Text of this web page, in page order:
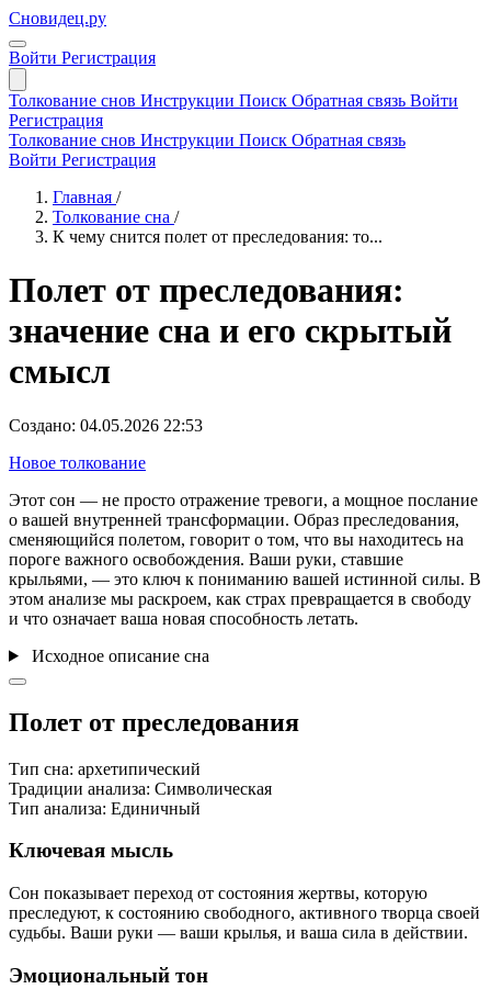
Сновидец.ру
Войти Регистрация
Толкование снов Инструкции Поиск Обратная связь Войти
Регистрация
Толкование снов Инструкции Поиск Обратная связь
Войти Регистрация
Главная /
Толкование сна /
К чему снится полет от преследования: то...
Полет от преследования:
значение сна и его скрытый
смысл
Создано: 04.05.2026 22:53
Новое толкование
Этот сон — не просто отражение тревоги, а мощное послание
о вашей внутренней трансформации. Образ преследования,
сменяющийся полетом, говорит о том, что вы находитесь на
пороге важного освобождения. Ваши руки, ставшие
крыльями, — это ключ к пониманию вашей истинной силы. В
этом анализе мы раскроем, как страх превращается в свободу
и что означает ваша новая способность летать.
Исходное описание сна
Полет от преследования
Тип сна: архетипический
Традиции анализа: Символическая
Тип анализа: Единичный
Ключевая мысль
Сон показывает переход от состояния жертвы, которую
преследуют, к состоянию свободного, активного творца своей
судьбы. Ваши руки — ваши крылья, и ваша сила в действии.
Эмоциональный тон